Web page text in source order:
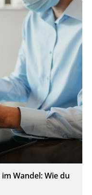
Wandel: Wie du